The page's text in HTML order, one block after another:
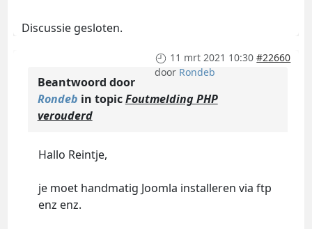
Discussie gesloten.
11 mrt 2021 10:30 #22660
door Rondeb
Beantwoord door
Rondeb in topicFoutmelding PHP
verouderd
Hallo Reintje,
je moet handmatig Joomla installeren via ftp
enz enz.